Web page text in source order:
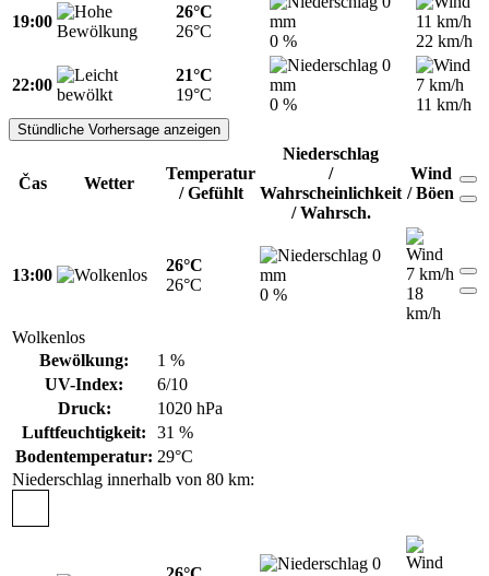
19:00
26°C
26°C
mm
0 %
11 km/h
22 km/h
22:00
21°C
19°C
0
mm
0 %
7 km/h
11 km/h
Stündliche Vorhersage anzeigen
Čas Wetter
Temperatur
/ Gefühlt
Niederschlag
/
Wahrscheinlichkeit
/ Wahrsch.
Wind
/ Böen
13:00
26°C
26°C
0
mm
0 %
7 km/h
18
km/h
Wolkenlos
Bewölkung:
1 %
UV-Index:
6/10
Druck:
1020 hPa
Luftfeuchtigkeit:
31 %
Bodentemperatur: 29°C
Niederschlag innerhalb von 80 km:
0